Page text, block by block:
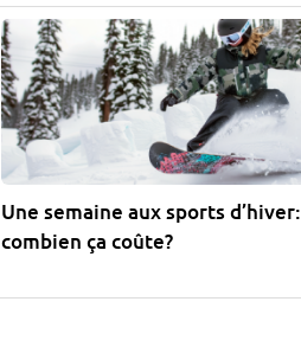
Une semaine aux sports d’hiver:
combien ça coûte?